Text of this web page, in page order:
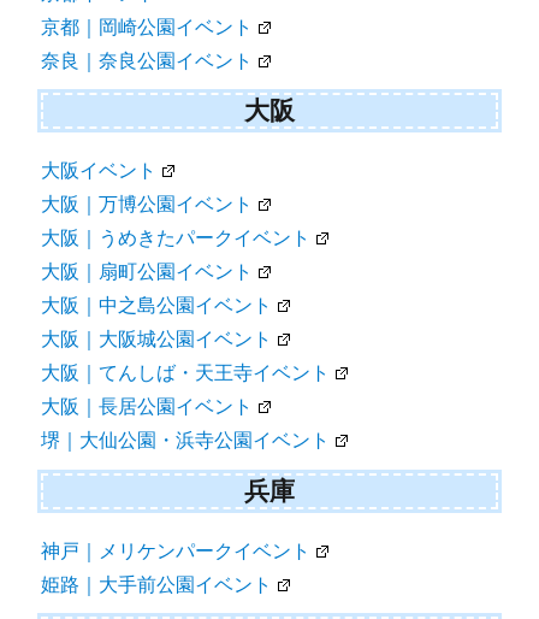
京都｜岡崎公園イベント
奈良｜奈良公園イベント
大阪
大阪イベント
大阪｜万博公園イベント
大阪｜うめきたパークイベント
大阪｜扇町公園イベント
大阪｜中之島公園イベント
大阪｜大阪城公園イベント
大阪｜てんしば・天王寺イベント
大阪｜長居公園イベント
堺｜大仙公園・浜寺公園イベント
兵庫
神戸｜メリケンパークイベント
姫路｜大手前公園イベント